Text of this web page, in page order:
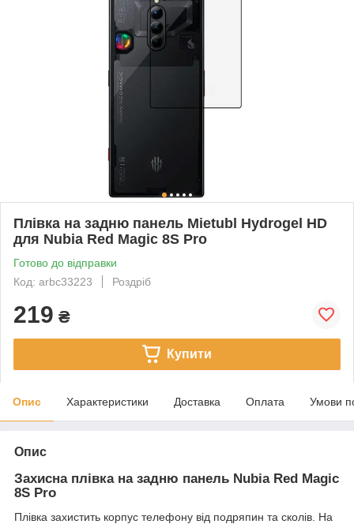
Плівка на задню панель Mietubl Hydrogel HD
для Nubia Red Magic 8S Pro
Готово до відправки
Код: arbc33223
Роздріб
219 ₴
Купити
Опис Характеристики Доставка Оплата Умови
Опис
Захисна плівка на задню панель Nubia Red Magic
8S Pro
Плівка захистить корпус телефону від подряпин та сколів. На